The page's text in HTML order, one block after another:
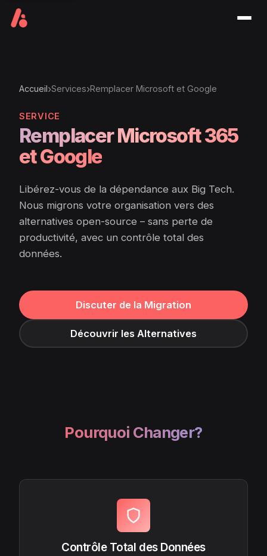
Accueil›Services›Remplacer Microsoft et Google
SERVICE
Remplacer Microsoft 365
et Google
Libérez-vous de la dépendance aux Big Tech.
Nous migrons votre organisation vers des
alternatives open-source – sans perte de
productivité, avec un contrôle total des
données.
Discuter de la Migration
Découvrir les Alternatives
Pourquoi Changer?
Contrôle Total des Données